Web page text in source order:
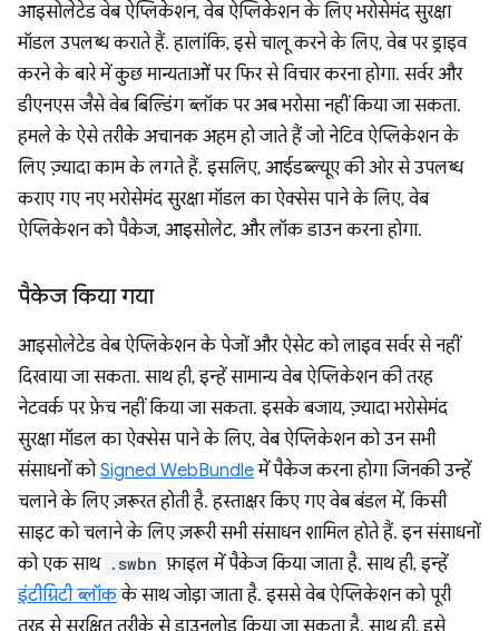
आइसोलेटेड वेब ऐप्लिकेशन, वेब ऐप्लिकेशन के लिए भरोसेमंद सुरक्षा
मॉडल उपलब्ध कराते हैं. हालांकि, इसे चालू करने के लिए, वेब पर ड्राइव
करने के बारे में कुछ मान्यताओं पर फिर से विचार करना होगा. सर्वर और
डीएनएस जैसे वेब बिल्डिंग ब्लॉक पर अब भरोसा नहीं किया जा सकता.
हमले के ऐसे तरीके अचानक अहम हो जाते हैं जो नेटिव ऐप्लिकेशन के
लिए ज़्यादा काम के लगते हैं. इसलिए, आईडब्ल्यूए की ओर से उपलब्ध
कराए गए नए भरोसेमंद सुरक्षा मॉडल का ऐक्सेस पाने के लिए, वेब
ऐप्लिकेशन को पैकेज, आइसोलेट, और लॉक डाउन करना होगा.
पैकेज किया गया
आइसोलेटेड वेब ऐप्लिकेशन के पेजों और ऐसेट को लाइव सर्वर से नहीं
दिखाया जा सकता. साथ ही, इन्हें सामान्य वेब ऐप्लिकेशन की तरह
नेटवर्क पर फ़ेच नहीं किया जा सकता. इसके बजाय, ज़्यादा भरोसेमंद
सुरक्षा मॉडल का ऐक्सेस पाने के लिए, वेब ऐप्लिकेशन को उन सभी
संसाधनों कोSigned WebBundleमें पैकेज करना होगा जिनकी उन्हें
चलाने के लिए ज़रूरत होती है. हस्ताक्षर किए गए वेब बंडल में, किसी
साइट को चलाने के लिए ज़रूरी सभी संसाधन शामिल होते हैं. इन संसाधनों
को एक साथ .swbn फ़ाइल में पैकेज किया जाता है. साथ ही, इन्हें
इंटीग्रिटी ब्लॉकके साथ जोड़ा जाता है. इससे वेब ऐप्लिकेशन को पूरी
तरह से सुरक्षित तरीके से डाउनलोड किया जा सकता है. साथ ही, इसे